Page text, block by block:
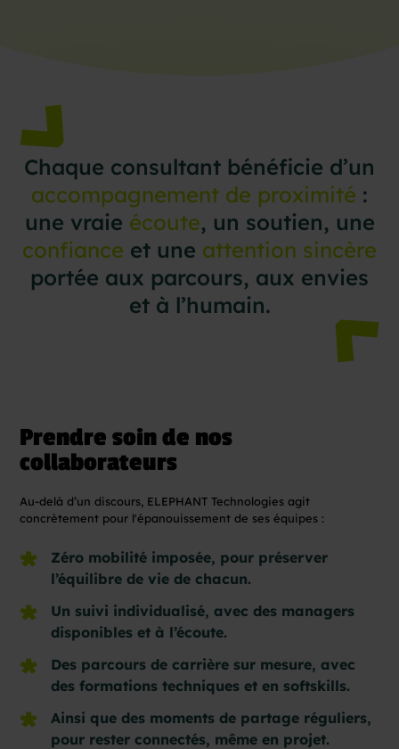
Chaque consultant bénéficie d’un
accompagnement de proximité :
une vraie écoute, un soutien, une
confiance et une attention sincère
portée aux parcours, aux envies
et à l’humain.
Prendre soin de nos
collaborateurs
Au-delà d’un discours, ELEPHANT Technologies agit
concrètement pour l'épanouissement de ses équipes :
Zéro mobilité imposée, pour préserver
l’équilibre de vie de chacun.
Un suivi individualisé, avec des managers
disponibles et à l’écoute.
Des parcours de carrière sur mesure, avec
des formations techniques et en softskills.
Ainsi que des moments de partage réguliers,
pour rester connectés, même en projet.